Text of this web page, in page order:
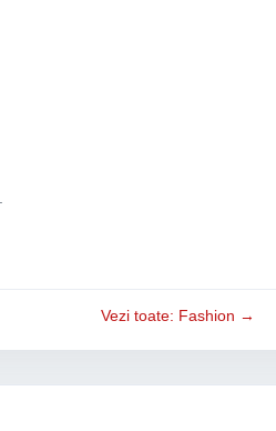
Vezi toate: Fashion →